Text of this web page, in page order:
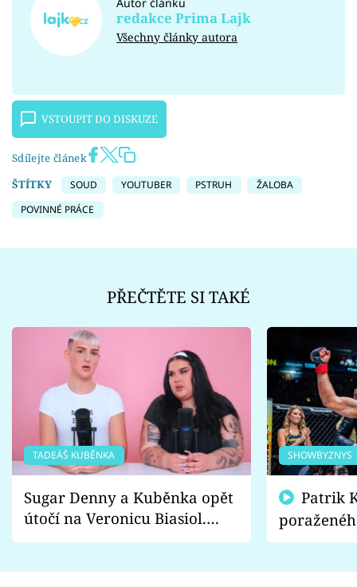
redakce Prima Lajk
Všechny články autora
VSTOUPIT DO DISKUZE
Sdílejte článek
ŠTÍTKY
SOUD YOUTUBER PSTRUH
ŽALOBA
POVINNÉ PRÁCE
PŘEČTĚTE SI TAKÉ
TADEÁŠ KUBĚNKA
Sugar Denny a Kuběnka opět
útočí na Veronicu Biasiol.
Proč je podle nich falešná a
SHOWBYZNYS
fanoušci